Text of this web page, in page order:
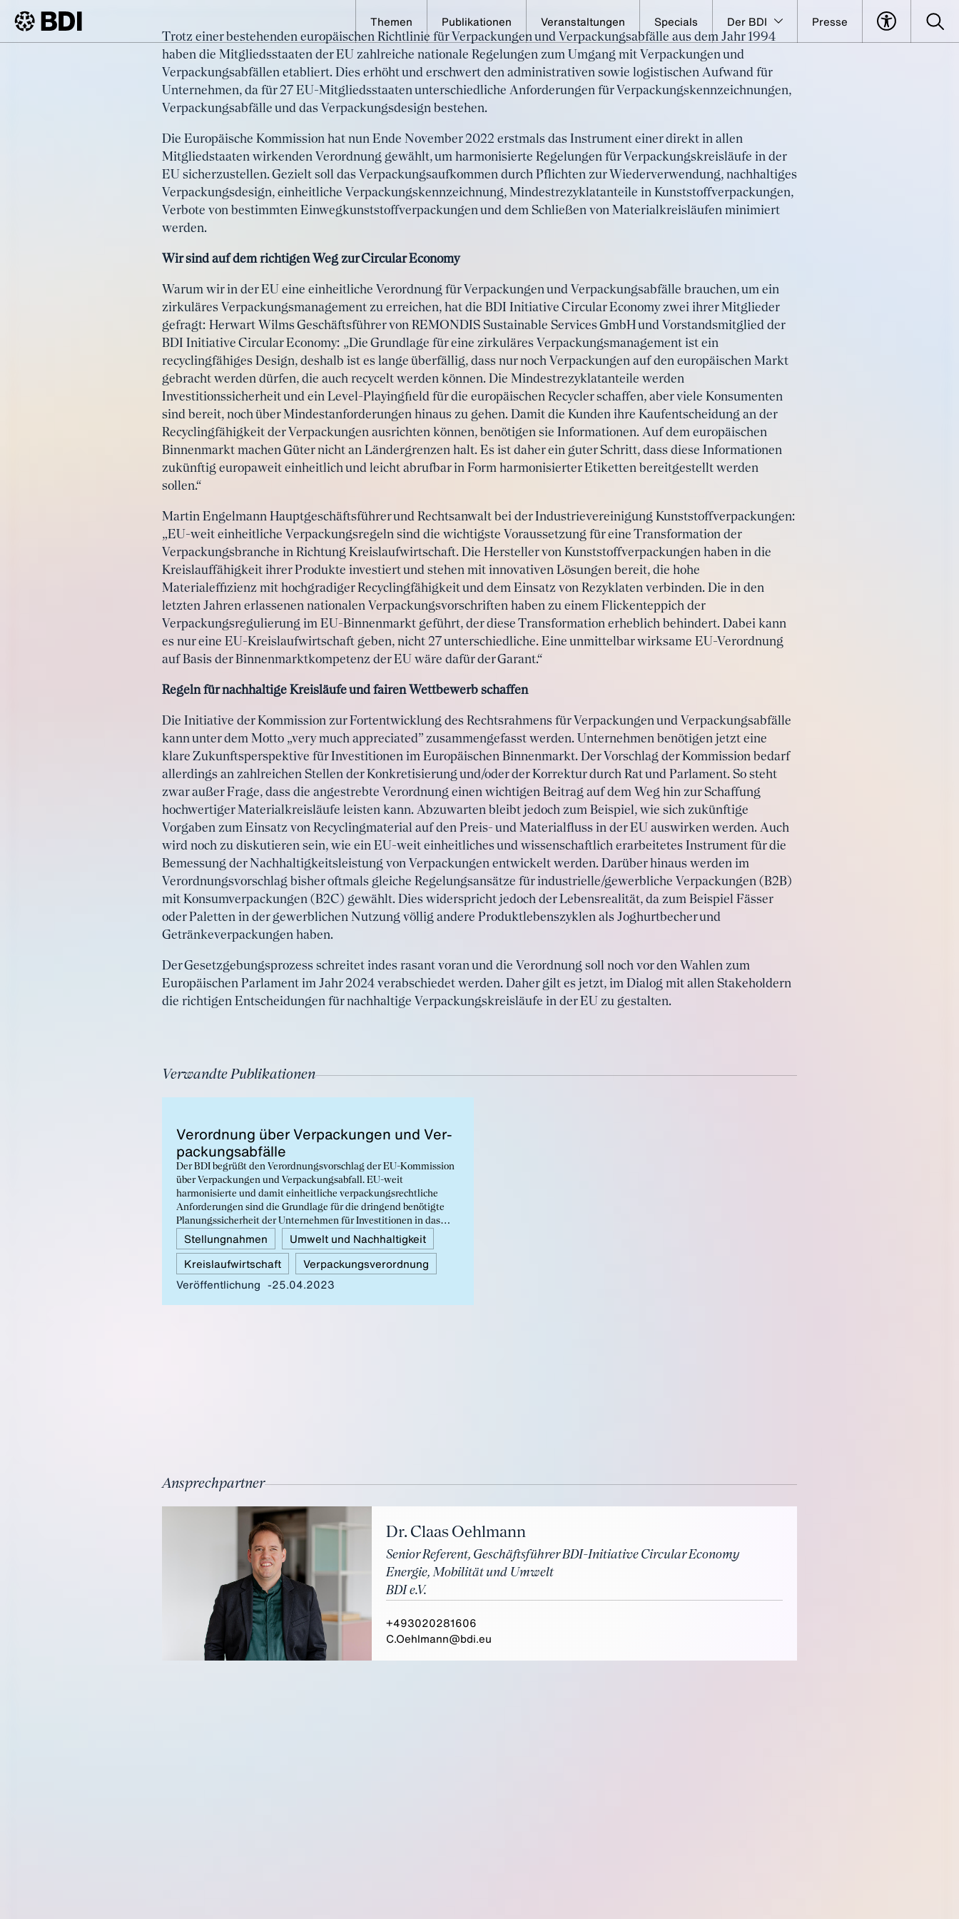
Themen Publikationen Veranstaltungen Specials Der BDI Presse
Artikel
Europa auf dem Weg zum Vorreiter für
Verpackungskreisläufe
Trotz einer bestehenden europäischen Richtlinie für Verpackungen und Verpackungsabfälle aus dem Jahr 1994
haben die Mitgliedsstaaten der EU zahlreiche nationale Regelungen zum Umgang mit Verpackungen und
Verpackungsabfällen etabliert. Dies erhöht und erschwert den administrativen sowie logistischen Aufwand für
Unternehmen, da für 27 EU-Mitgliedsstaaten unterschiedliche Anforderungen für Verpackungskennzeichnungen,
Verpackungsabfälle und das Verpackungsdesign bestehen.
Die Europäische Kommission hat nun Ende November 2022 erstmals das Instrument einer direkt in allen
Mitgliedstaaten wirkenden Verordnung gewählt, um harmonisierte Regelungen für Verpackungskreisläufe in der
EU sicherzustellen. Gezielt soll das Verpackungsaufkommen durch Pflichten zur Wiederverwendung, nachhaltiges
Verpackungsdesign, einheitliche Verpackungskennzeichnung, Mindestrezyklatanteile in Kunststoffverpackungen,
Verbote von bestimmten Einwegkunststoffverpackungen und dem Schließen von Materialkreisläufen minimiert
werden.
Wir sind auf dem richtigen Weg zur Circular Economy
Warum wir in der EU eine einheitliche Verordnung für Verpackungen und Verpackungsabfälle brauchen, um ein
zirkuläres Verpackungsmanagement zu erreichen, hat die BDI Initiative Circular Economy zwei ihrer Mitglieder
gefragt: Herwart Wilms Geschäftsführer von REMONDIS Sustainable Services GmbH und Vorstandsmitglied der
BDI Initiative Circular Economy: „Die Grundlage für eine zirkuläres Verpackungsmanagement ist ein
recyclingfähiges Design, deshalb ist es lange überfällig, dass nur noch Verpackungen auf den europäischen Markt
gebracht werden dürfen, die auch recycelt werden können. Die Mindestrezyklatanteile werden
Investitionssicherheit und ein Level-Playingfield für die europäischen Recycler schaffen, aber viele Konsumenten
sind bereit, noch über Mindestanforderungen hinaus zu gehen. Damit die Kunden ihre Kaufentscheidung an der
Recyclingfähigkeit der Verpackungen ausrichten können, benötigen sie Informationen. Auf dem europäischen
Binnenmarkt machen Güter nicht an Ländergrenzen halt. Es ist daher ein guter Schritt, dass diese Informationen
zukünftig europaweit einheitlich und leicht abrufbar in Form harmonisierter Etiketten bereitgestellt werden
sollen.“
Martin Engelmann Hauptgeschäftsführer und Rechtsanwalt bei der Industrievereinigung Kunststoffverpackungen:
„EU-weit einheitliche Verpackungsregeln sind die wichtigste Voraussetzung für eine Transformation der
Verpackungsbranche in Richtung Kreislaufwirtschaft. Die Hersteller von Kunststoffverpackungen haben in die
Kreislauffähigkeit ihrer Produkte investiert und stehen mit innovativen Lösungen bereit, die hohe
Materialeffizienz mit hochgradiger Recyclingfähigkeit und dem Einsatz von Rezyklaten verbinden. Die in den
letzten Jahren erlassenen nationalen Verpackungsvorschriften haben zu einem Flickenteppich der
Verpackungsregulierung im EU-Binnenmarkt geführt, der diese Transformation erheblich behindert. Dabei kann
es nur eine EU-Kreislaufwirtschaft geben, nicht 27 unterschiedliche. Eine unmittelbar wirksame EU-Verordnung
auf Basis der Binnenmarktkompetenz der EU wäre dafür der Garant.“
Regeln für nachhaltige Kreisläufe und fairen Wettbewerb schaffen
Die Initiative der Kommission zur Fortentwicklung des Rechtsrahmens für Verpackungen und Verpackungsabfälle
kann unter dem Motto „very much appreciated” zusammengefasst werden. Unternehmen benötigen jetzt eine
klare Zukunftsperspektive für Investitionen im Europäischen Binnenmarkt. Der Vorschlag der Kommission bedarf
allerdings an zahlreichen Stellen der Konkretisierung und/oder der Korrektur durch Rat und Parlament. So steht
zwar außer Frage, dass die angestrebte Verordnung einen wichtigen Beitrag auf dem Weg hin zur Schaffung
hochwertiger Materialkreisläufe leisten kann. Abzuwarten bleibt jedoch zum Beispiel, wie sich zukünftige
Vorgaben zum Einsatz von Recyclingmaterial auf den Preis- und Materialfluss in der EU auswirken werden. Auch
wird noch zu diskutieren sein, wie ein EU-weit einheitliches und wissenschaftlich erarbeitetes Instrument für die
Bemessung der Nachhaltigkeitsleistung von Verpackungen entwickelt werden. Darüber hinaus werden im
Verordnungsvorschlag bisher oftmals gleiche Regelungsansätze für industrielle/gewerbliche Verpackungen (B2B)
mit Konsumverpackungen (B2C) gewählt. Dies widerspricht jedoch der Lebensrealität, da zum Beispiel Fässer
oder Paletten in der gewerblichen Nutzung völlig andere Produktlebenszyklen als Joghurtbecher und
Getränkeverpackungen haben.
Der Gesetzgebungsprozess schreitet indes rasant voran und die Verordnung soll noch vor den Wahlen zum
Europäischen Parlament im Jahr 2024 verabschiedet werden. Daher gilt es jetzt, im Dialog mit allen Stakeholdern
die richtigen Entscheidungen für nachhaltige Verpackungskreisläufe in der EU zu gestalten.
Verwandte Publikationen
Ver­ord­nung über Ver­pa­ckun­gen und Ver­
pa­ckungs­ab­fäl­le
Der BDI begrüßt den Verordnungsvorschlag der EU-Kommission
über Verpackungen und Verpackungsabfall. EU-weit
harmonisierte und damit einheitliche verpackungsrechtliche
Anforderungen sind die Grundlage für die dringend benötigte
Planungssicherheit der Unternehmen für Investitionen in das
nachhaltige Verpackungsdesign. Dennoch fehlt es an einigen
Stellen an Klarstellungen und Konkretisierungen für eine
funktionierende Circular Economy, weshalb der BDI
Verbesserungsvorschläge vorlegt.
Stellungnahmen
Umwelt und Nachhaltigkeit
Kreislaufwirtschaft
Verpackungsverordnung
Veröffentlichung
25.04.2023
Ansprechpartner
Dr. Claas Oehlmann
Senior Referent, Geschäftsführer BDI-Initiative Circular Economy
Energie, Mobilität und Umwelt
BDI e.V.
+493020281606
C.Oehlmann@bdi.eu